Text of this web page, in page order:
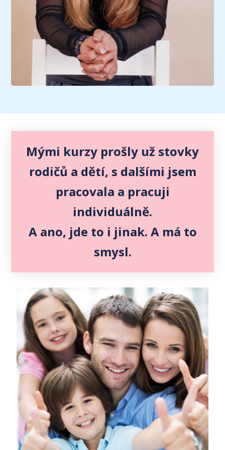
Mými kurzy prošly už stovky
rodičů a dětí, s dalšími jsem
pracovala a pracuji
individuálně.
A ano, jde to i jinak. A má to
smysl.